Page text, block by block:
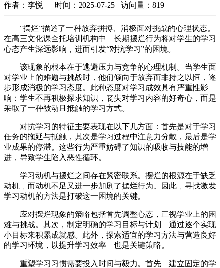
作者：李悦 时间：2025-07-25 访问量：819
“摆烂”描述了一种放弃拼搏、消极面对挑战的心理状态。
在高三文化课全托培训机构中，长期摆烂行为将对学生的学习
心态产生深远影响，进而引发“对抗学习”的困境。
该现象的根本在于逃避压力与竞争的心理机制。当学生面
对学业上的难题与挑战时，他们倾向于放弃而非持之以恒，逐
步形成消极的学习态度。此种态度对学习成效具有严重性影
响：学生不再积极探求知识，丧失对学习内容的好奇心，而是
采取了一种被动且抵触的学习方式。
对抗学习的特征主要表现在以下几方面：首先是对于学习
任务的拖延与抵触，其次是学习过程中注意力分散，最后是学
业成果的停滞。这些行为严重妨碍了知识的吸收与技能的增
进，导致学生陷入恶性循环。
学习动机与摆烂之间存在紧密联系。摆烂的根源在于缺乏
动机，而动机不足又进一步加剧了摆烂行为。因此，寻找激发
学习动机的方法是打破这一困境的关键。
应对摆烂现象的策略包括首先调整心态，正视学业上的困
难与挑战。其次，制定明确的学习目标与计划，通过逐个实现
小目标来积累成就感。此外，探索适宜的学习方法与营造良好
的学习环境，以提升学习效率，也是关键策略。
重塑学习习惯需要投入时间与毅力。首先，建立固定的学